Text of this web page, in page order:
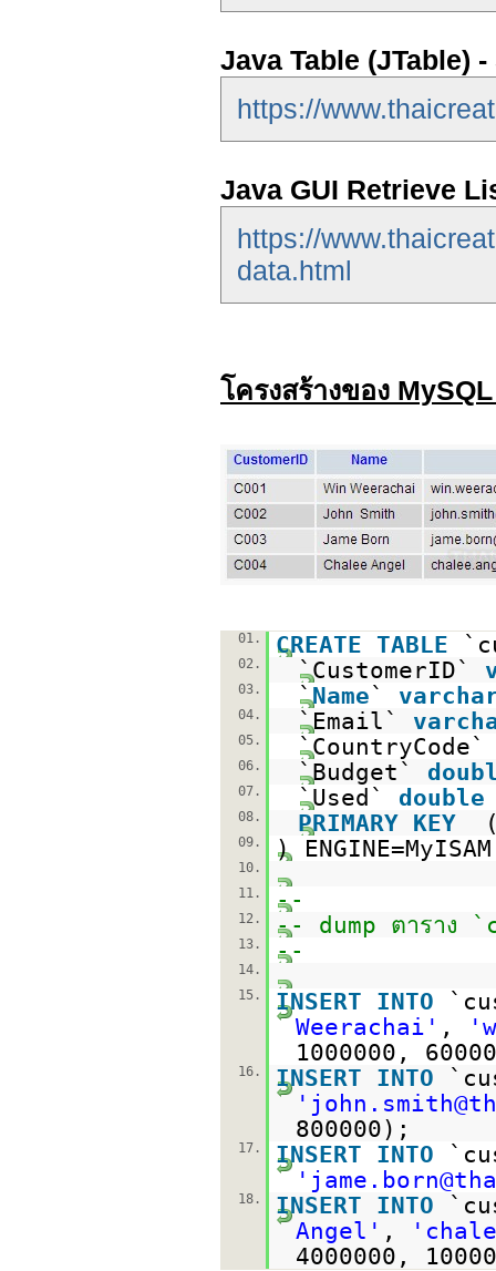
Java Table (JTable)
https://
Java GUI Retrieve
https://
data.html
โครงสร้างของ
01. CREATE TABLE
02. `CustomerID`
03. `Name`
04. `Email`
05.
06. `Budget`
07. `Used` double
08. PRIMARY KEY
09. )
10.
11.
--
12. -- dump ตาราง
13. --
14.
15.
INSERT INTO
Weerachai' ,
1000000,
16. INSERT INTO
800000);
17. INSERT INTO
18. INSERT INTO
Angel' ,
4000000,